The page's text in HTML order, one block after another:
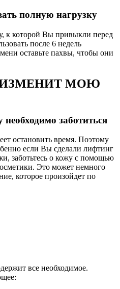
полную нагрузку
к которой Вы привыкли перед
после 6 недель
оставьте пахвы, чтобы они
ИЗМЕНИТ МОЮ
заботиться
остановить время. Поэтому
если Вы сделали лифтинг
заботьтесь о кожу с помощью
Это может немного
которое произойдет по
все необходимое.